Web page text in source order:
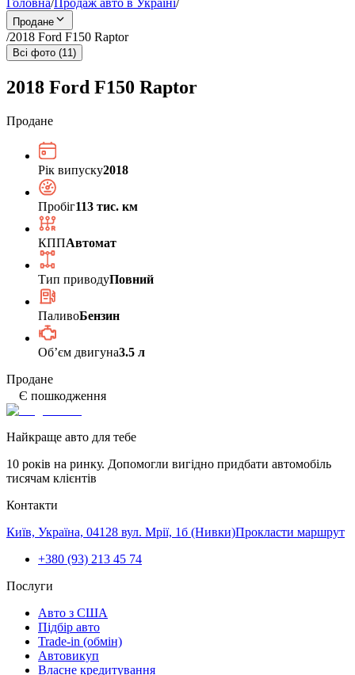
Головна/Продаж авто в Україні/
Продане
/2018 Ford F150 Raptor
Всі фото (11)
2018 Ford F150 Raptor
Продане
Рік випуску2018
Пробіг113 тис. км
КППАвтомат
Тип приводуПовний
ПаливоБензин
Обʼєм двигуна3.5 л
Продане
Є пошкодження
Найкраще авто для тебе
10 років на ринку. Допомогли вигідно придбати автомобіль
тисячам клієнтів
Контакти
Київ, Україна, 04128 вул. Мрії, 1б (Нивки)Прокласти маршрут
+380 (93) 213 45 74
Послуги
Авто з США
Підбір авто
Trade-in (обмін)
Автовикуп
Власне кредитування